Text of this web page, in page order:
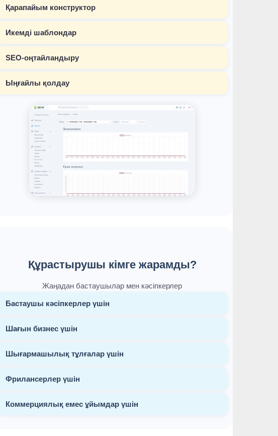
Қарапайым конструктор
Икемді шаблондар
SEO-оңтайландыру
Ыңғайлы қолдау
Құрастырушы кімге жарамды?
Жаңадан бастаушылар мен кәсіпкерлер
Бастаушы кәсіпкерлер үшін
Шағын бизнес үшін
Шығармашылық тұлғалар үшін
Фрилансерлер үшін
Коммерциялық емес ұйымдар үшін